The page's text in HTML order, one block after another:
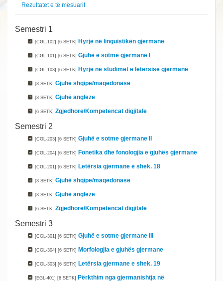
Rezultatet e të mësuarit
Semestri 1
[CGL-102] [6 SETK] Hyrje në linguistikën gjermane
[CGL-101] [6 SETK] Gjuhë e sotme gjermane I
[CGL-103] [6 SETK] Hyrje në studimet e letërsisë gjermane
[3 SETK] Gjuhë shqipe/maqedonase
[3 SETK] Gjuhë angleze
[6 SETK] Zgjedhore/Kompetencat digjitale
Semestri 2
[CGL-203] [6 SETK] Gjuhë e sotme gjermane II
[CGL-204] [6 SETK] Fonetika dhe fonologjia e gjuhës gjermane
[CGL-201] [6 SETK] Letërsia gjermane e shek. 18
[3 SETK] Gjuhë shqipe/maqedonase
[3 SETK] Gjuhë angleze
[6 SETK] Zgjedhore/Kompetencat digjitale
Semestri 3
[CGL-301] [6 SETK] Gjuhë e sotme gjermane III
[CGL-304] [6 SETK] Morfologjia e gjuhës gjermane
[CGL-303] [6 SETK] Letërsia gjermane e shek. 19
[EGL-401] [6 SETK]
Përkthim nga gjermanishtja në